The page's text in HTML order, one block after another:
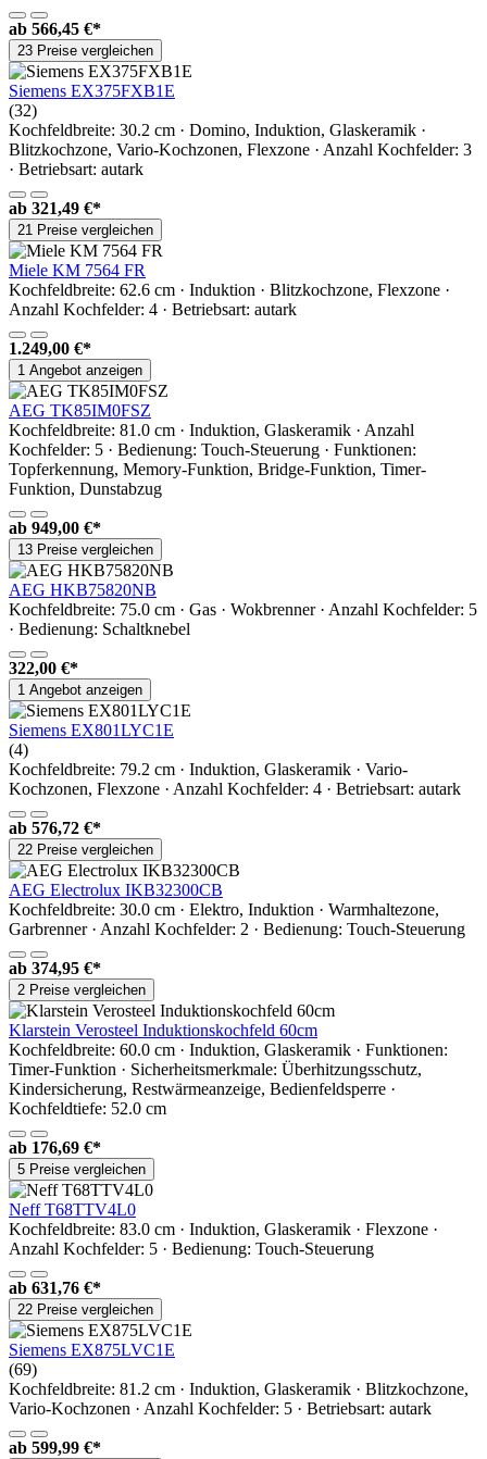
ab 566,45 €*
23 Preise vergleichen
Siemens EX375FXB1E
(32)
Kochfeldbreite: 30.2 cm · Domino, Induktion, Glaskeramik ·
Blitzkochzone, Vario-Kochzonen, Flexzone · Anzahl Kochfelder: 3
· Betriebsart: autark
ab 321,49 €*
21 Preise vergleichen
Miele KM 7564 FR
Kochfeldbreite: 62.6 cm · Induktion · Blitzkochzone, Flexzone ·
Anzahl Kochfelder: 4 · Betriebsart: autark
1.249,00 €*
1 Angebot anzeigen
AEG TK85IM0FSZ
Kochfeldbreite: 81.0 cm · Induktion, Glaskeramik · Anzahl
Kochfelder: 5 · Bedienung: Touch-Steuerung · Funktionen:
Topferkennung, Memory-Funktion, Bridge-Funktion, Timer-
Funktion, Dunstabzug
ab 949,00 €*
13 Preise vergleichen
AEG HKB75820NB
Kochfeldbreite: 75.0 cm · Gas · Wokbrenner · Anzahl Kochfelder: 5
· Bedienung: Schaltknebel
322,00 €*
1 Angebot anzeigen
Siemens EX801LYC1E
(4)
Kochfeldbreite: 79.2 cm · Induktion, Glaskeramik · Vario-
Kochzonen, Flexzone · Anzahl Kochfelder: 4 · Betriebsart: autark
ab 576,72 €*
22 Preise vergleichen
AEG Electrolux IKB32300CB
Kochfeldbreite: 30.0 cm · Elektro, Induktion · Warmhaltezone,
Garbrenner · Anzahl Kochfelder: 2 · Bedienung: Touch-Steuerung
ab 374,95 €*
2 Preise vergleichen
Klarstein Verosteel Induktionskochfeld 60cm
Kochfeldbreite: 60.0 cm · Induktion, Glaskeramik · Funktionen:
Timer-Funktion · Sicherheitsmerkmale: Überhitzungsschutz,
Kindersicherung, Restwärmeanzeige, Bedienfeldsperre ·
Kochfeldtiefe: 52.0 cm
ab 176,69 €*
5 Preise vergleichen
Neff T68TTV4L0
Kochfeldbreite: 83.0 cm · Induktion, Glaskeramik · Flexzone ·
Anzahl Kochfelder: 5 · Bedienung: Touch-Steuerung
ab 631,76 €*
22 Preise vergleichen
Siemens EX875LVC1E
(69)
Kochfeldbreite: 81.2 cm · Induktion, Glaskeramik · Blitzkochzone,
Vario-Kochzonen · Anzahl Kochfelder: 5 · Betriebsart: autark
ab 599,99 €*